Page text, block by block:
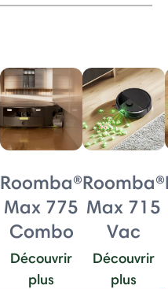
Roomba®
Max 775
Combo
Découvrir
plus
Roomba®
Max 715
Vac
Découvrir
plus